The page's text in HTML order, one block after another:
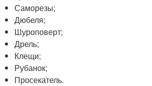
Саморезы;
Дюбеля;
Шуроповерт;
Дрель;
Клещи;
Рубанок;
Просекатель.